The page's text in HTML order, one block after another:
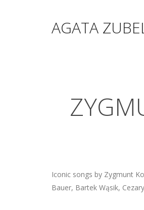
AGATA
Iconic songs by Zygmunt
Bauer, Bartek Wąsik,